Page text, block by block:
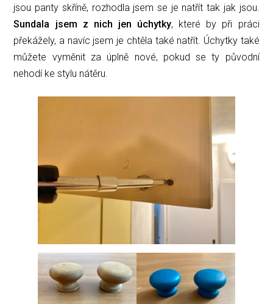
jsou panty skříně, rozhodla jsem se je natřít tak jak jsou.
Sundala jsem z nich jen úchytky, které by při práci
překážely, a navíc jsem je chtěla také natřít. Úchytky také
můžete vyměnit za úplně nové, pokud se ty původní
nehodí ke stylu nátěru.